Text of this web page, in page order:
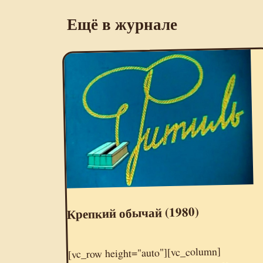
Ещё в журнале
Крепкий обычай (1980)
[vc_row height="auto"][vc_column]